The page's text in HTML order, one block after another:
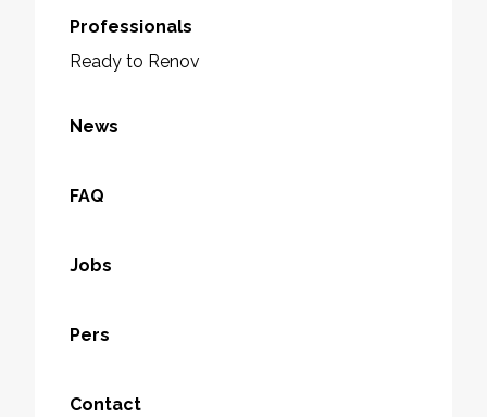
Professionals
Ready to Renov
News
FAQ
Jobs
Pers
Contact